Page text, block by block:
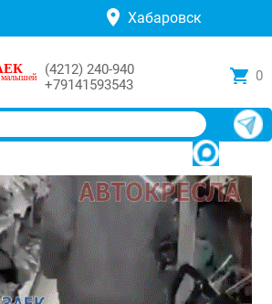
Хабаровск
малышей
(4212) 240-940
+79141593543
0